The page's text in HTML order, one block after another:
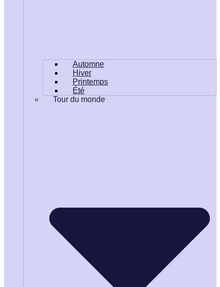
Automne
Hiver
Printemps
Été
Tour du monde